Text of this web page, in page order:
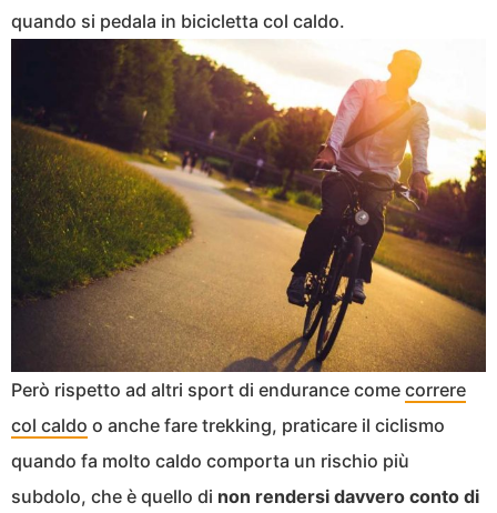
quando si pedala in bicicletta col caldo.
Però rispetto ad altri sport di endurance come correre
col caldo o anche fare trekking, praticare il ciclismo
quando fa molto caldo comporta un rischio più
subdolo, che è quello di non rendersi davvero conto di